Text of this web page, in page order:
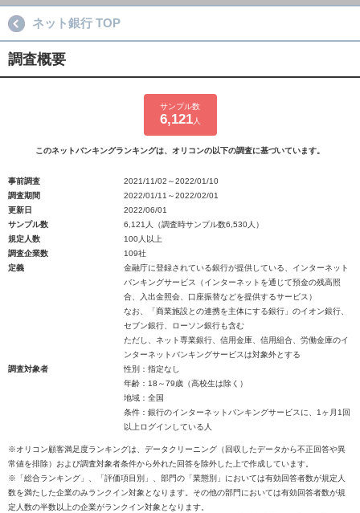
ネット銀行 TOP
調査概要
サンプル数
6,121人
このネットバンキングランキングは、オリコンの以下の調査に基づいています。
事前調査
2021/11/02～2022/01/10
調査期間
2022/01/11～2022/02/01
更新日
2022/06/01
サンプル数
6,121人（調査時サンプル数6,530人）
規定人数
100人以上
調査企業数
109社
定義
金融庁に登録されている銀行が提供している、インターネット
バンキングサービス（インターネットを通じて預金の残高照
合、入出金照会、口座振替などを提供するサービス）
なお、「商業施設との連携を主体にする銀行」のイオン銀行、
セブン銀行、ローソン銀行も含む
ただし、ネット専業銀行、信用金庫、信用組合、労働金庫のイ
ンターネットバンキングサービスは対象外とする
調査対象者
性別：指定なし
年齢：18～79歳（高校生は除く）
地域：全国
条件：銀行のインターネットバンキングサービスに、1ヶ月1回
以上ログインしている人
※オリコン顧客満足度ランキングは、データクリーニング（回収したデータから不正回答や異
常値を排除）および調査対象者条件から外れた回答を除外した上で作成しています。
※「総合ランキング」、「評価項目別」、部門の「業態別」においては有効回答者数が規定人
数を満たした企業のみランクイン対象となります。その他の部門においては有効回答者数が規
定人数の半数以上の企業がランクイン対象となります。